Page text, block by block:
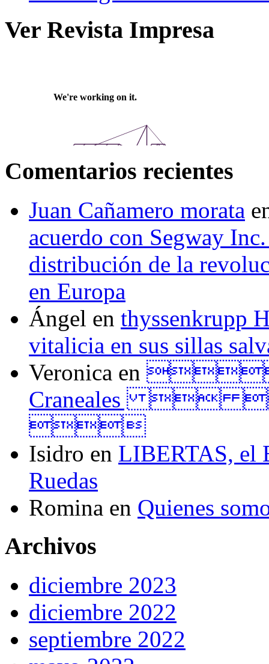
Ver Revista Impresa
Comentarios recientes
Juan Cañamero morata
acuerdo con Segway
distribución de la
en Europa
Ángel en thyssenkrupp
vitalicia en sus sillas
Veronica en
Craneales 

Isidro en LIBERTAS, el
Ruedas
Romina en Quienes
Archivos
diciembre 2023
diciembre 2022
septiembre 2022